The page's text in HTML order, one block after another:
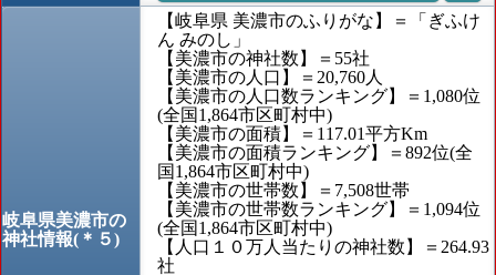
岐阜県美濃市の
神社情報(＊５)
【岐阜県 美濃市のふりがな】＝「ぎふけ
ん みのし」
【美濃市の神社数】＝55社
【美濃市の人口】＝20,760人
【美濃市の人口数ランキング】＝1,080位
(全国1,864市区町村中)
【美濃市の面積】＝117.01平方Km
【美濃市の面積ランキング】＝892位(全
国1,864市区町村中)
【美濃市の世帯数】＝7,508世帯
【美濃市の世帯数ランキング】＝1,094位
(全国1,864市区町村中)
【人口１０万人当たりの神社数】＝264.93
社